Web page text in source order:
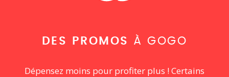
DES PROMOS À GOGO
Dépensez moins pour profiter plus ! Certains